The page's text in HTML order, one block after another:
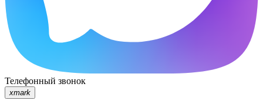
Телефонный звонок
xmark